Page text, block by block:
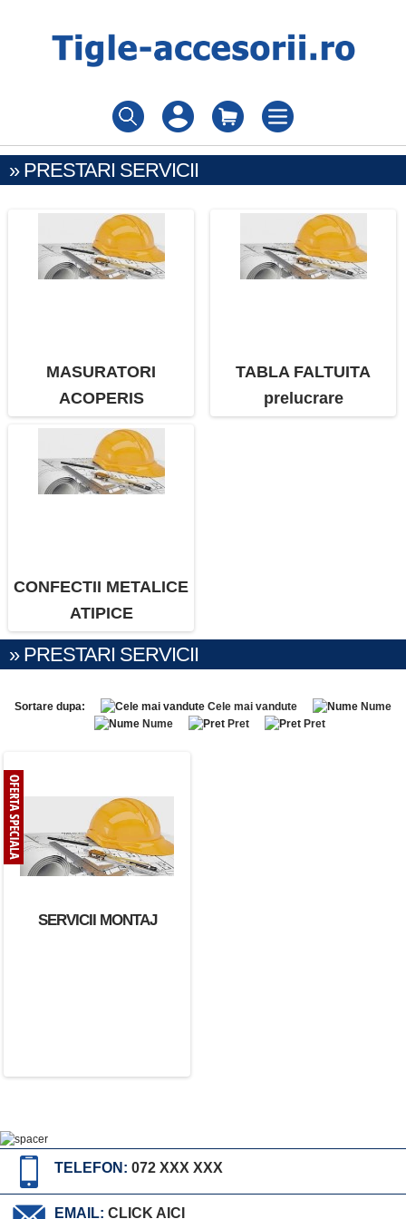
» PRESTARI SERVICII
MASURATORI
ACOPERIS
TABLA FALTUITA
prelucrare
CONFECTII METALICE
ATIPICE
» PRESTARI SERVICII
Sortare dupa: Cele mai vandute
Nume
Nume
Pret Pret
SERVICII MONTAJ
TELEFON: 072 XXX XXX
EMAIL: CLICK AICI